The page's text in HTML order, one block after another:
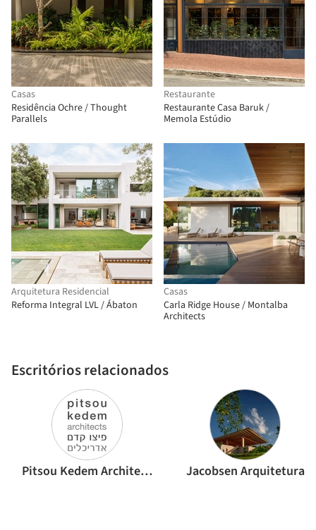
Casas
Residência Ochre / Thought
Parallels
Restaurante
Restaurante Casa Baruk /
Memola Estúdio
Arquitetura Residencial
Reforma Integral LVL / Ábaton
Escritórios relacionados
Pitsou Kedem Architects Jacobsen Arquitetura
Casas
Carla Ridge House / Montalba
Architects